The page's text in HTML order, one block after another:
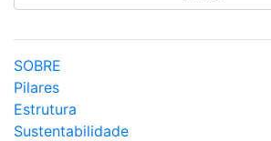
SOBRE
Pilares
Estrutura
Sustentabilidade